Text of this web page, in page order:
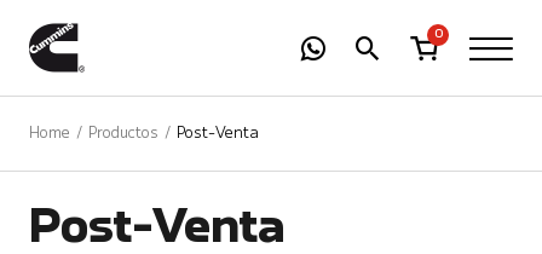
0
Home Productos Post-Venta
Post-Venta